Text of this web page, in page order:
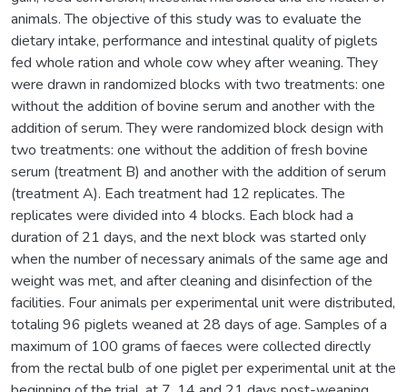
animals. The objective of this study was to evaluate the
dietary intake, performance and intestinal quality of piglets
fed whole ration and whole cow whey after weaning. They
were drawn in randomized blocks with two treatments: one
without the addition of bovine serum and another with the
addition of serum. They were randomized block design with
two treatments: one without the addition of fresh bovine
serum (treatment B) and another with the addition of serum
(treatment A). Each treatment had 12 replicates. The
replicates were divided into 4 blocks. Each block had a
duration of 21 days, and the next block was started only
when the number of necessary animals of the same age and
weight was met, and after cleaning and disinfection of the
facilities. Four animals per experimental unit were distributed,
totaling 96 piglets weaned at 28 days of age. Samples of a
maximum of 100 grams of faeces were collected directly
from the rectal bulb of one piglet per experimental unit at the